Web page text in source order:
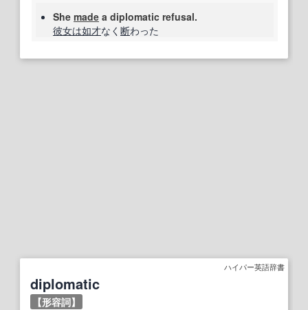
She made a diplomatic refusal.
彼女は如才なく 断わった
ハイパー英語辞書
diplomatic
【形容詞】